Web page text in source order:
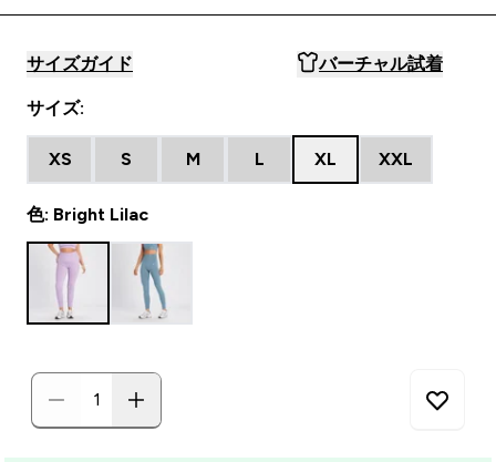
サイズガイド バーチャル試着
サイズ:
XS S M L XL XXL
色: Bright Lilac